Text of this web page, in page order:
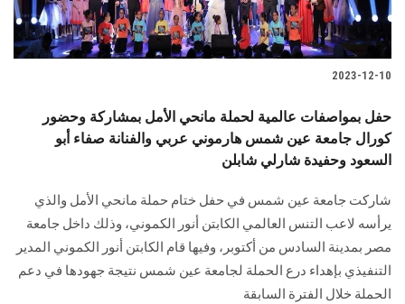
الدراسات العليا
الموظفون
سجل الان
2023-12-10
حفل بمواصفات عالمية لحملة مانحي الأمل بمشاركة وحضور
كورال جامعة عين شمس هارموني عربي والفنانة صفاء أبو
السعود وحفيدة شارلي شابلن
شاركت جامعة عين شمس في حفل ختام حملة مانحي الأمل والذي
يرأسه لاعب التنس العالمي الكابتن أنور الكموني، وذلك داخل جامعة
مصر بمدينة السادس من أكتوبر، وفيها قام الكابتن أنور الكموني المدير
التنفيذي بإهداء درع الحملة لجامعة عين شمس نتيجة جهودها في دعم
الحملة خلال الفترة السابقة